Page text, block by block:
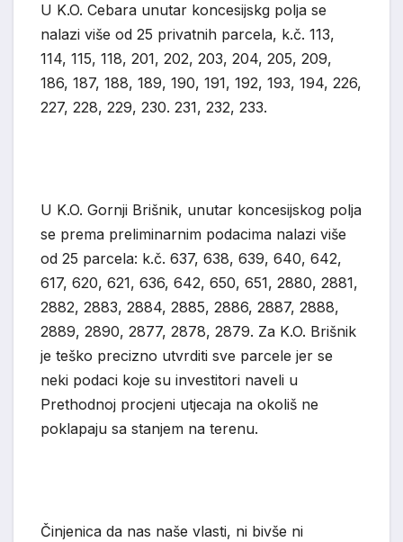
U K.O. Cebara unutar koncesijskg polja se
nalazi više od 25 privatnih parcela, k.č. 113,
114, 115, 118, 201, 202, 203, 204, 205, 209,
186, 187, 188, 189, 190, 191, 192, 193, 194, 226,
227, 228, 229, 230. 231, 232, 233.
U K.O. Gornji Brišnik, unutar koncesijskog polja
se prema preliminarnim podacima nalazi više
od 25 parcela: k.č. 637, 638, 639, 640, 642,
617, 620, 621, 636, 642, 650, 651, 2880, 2881,
2882, 2883, 2884, 2885, 2886, 2887, 2888,
2889, 2890, 2877, 2878, 2879. Za K.O. Brišnik
je teško precizno utvrditi sve parcele jer se
neki podaci koje su investitori naveli u
Prethodnoj procjeni utjecaja na okoliš ne
poklapaju sa stanjem na terenu.
Činjenica da nas naše vlasti, ni bivše ni